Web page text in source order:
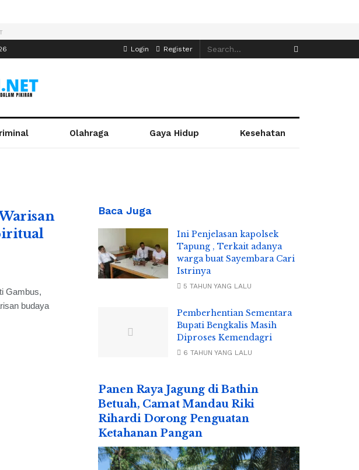
Login Register
Olahraga Gaya Hidup Kesehatan
Gambus,
budaya
Baca Juga
Ini Penjelasan kapolsek
Tapung , Terkait adanya
warga buat Sayembara Cari
Istrinya
5 TAHUN YANG LALU
Pemberhentian Sementara
Bupati Bengkalis Masih
Diproses Kemendagri
6 TAHUN YANG LALU
Panen Raya Jagung di Bathin
Betuah, Camat Mandau Riki
Rihardi Dorong Penguatan
Ketahanan Pangan